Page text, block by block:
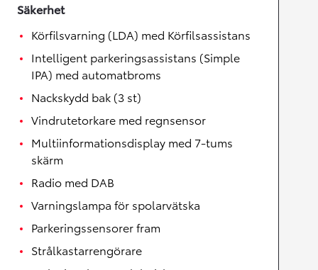
Säkerhet
Körfilsvarning (LDA) med Körfilsassistans
Intelligent parkeringsassistans (Simple
IPA) med automatbroms
Nackskydd bak (3 st)
Vindrutetorkare med regnsensor
Multiinformationsdisplay med 7-tums
skärm
Radio med DAB
Varningslampa för spolarvätska
Parkeringssensorer fram
Strålkastarrengörare